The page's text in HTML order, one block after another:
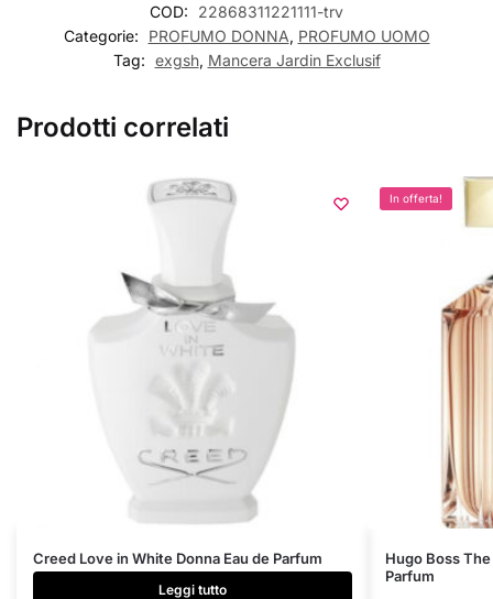
COD:
22868311221111-trv
Categorie:
PROFUMO DONNA, PROFUMO UOMO
Tag: exgsh, Mancera Jardin Exclusif
Prodotti correlati
Creed Love in White Donna Eau de Parfum
Leggi tutto
In offerta!
Hugo Boss
Parfum
Questo
prodotto